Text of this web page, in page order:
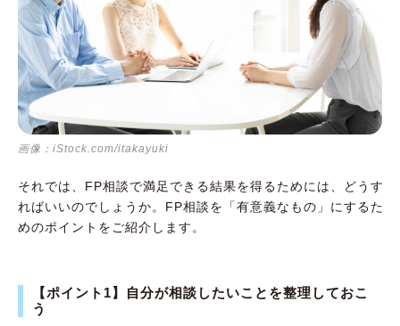
画像：iStock.com/itakayuki
それでは、FP相談で満足できる結果を得るためには、どうす
ればいいのでしょうか。FP相談を「有意義なもの」にするた
めのポイントをご紹介します。
【ポイント1】自分が相談したいことを整理しておこ
う